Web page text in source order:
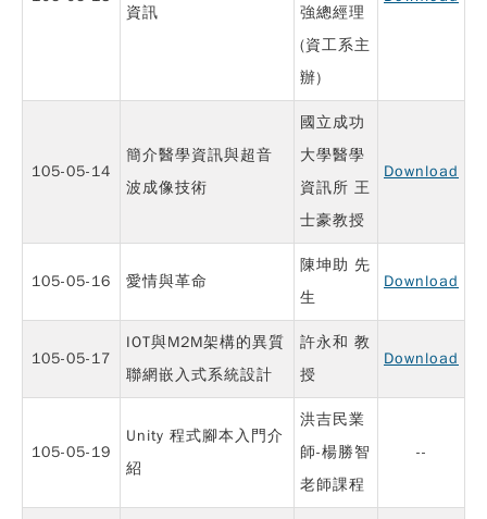
資訊
強總經理
(資工系主
辦)
105-05-14
簡介醫學資訊與超音
波成像技術
國立成功
大學醫學
資訊所 王
士豪教授
Download
105-05-16 愛情與革命
陳坤助 先
生
Download
105-05-17
IOT與M2M架構的異質
聯網嵌入式系統設計
許永和 教
授
Download
105-05-19
Unity 程式腳本入門介
紹
洪吉民業
師-楊勝智
老師課程
--